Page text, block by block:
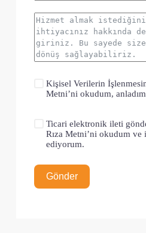
Kişisel Verilerin
Metni’ni okudum,
Ticari elektronik ileti
Rıza Metni’ni okudum ve
ediyorum.
Gönder